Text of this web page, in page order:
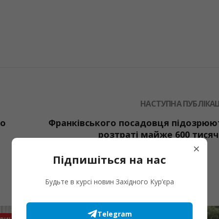
НАСТУПНА
Франківського посадовця
розтраті майже 600
×
Підпишіться на нас
Будьте в курсі новин Західного Кур’єра
Telegram